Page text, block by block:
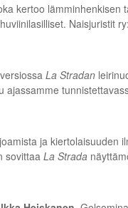
kertoo lämminhenkisen
Naisjuristit
La Stradan
ja kiertolaisuuden
sovittaaLa Strada